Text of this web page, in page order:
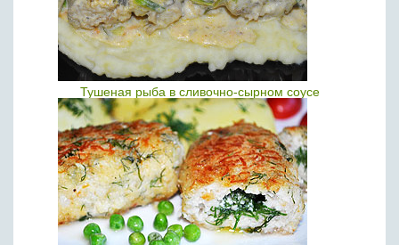
Тушеная рыба в сливочно-сырном соусе